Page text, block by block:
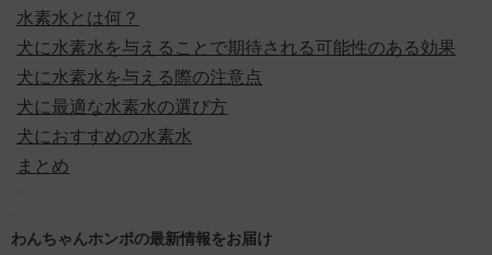
水素水とは何？
犬に水素水を与えることで期待される可能性のある効果
犬に水素水を与える際の注意点
犬に最適な水素水の選び方
犬におすすめの水素水
まとめ
わんちゃんホンポの最新情報をお届け